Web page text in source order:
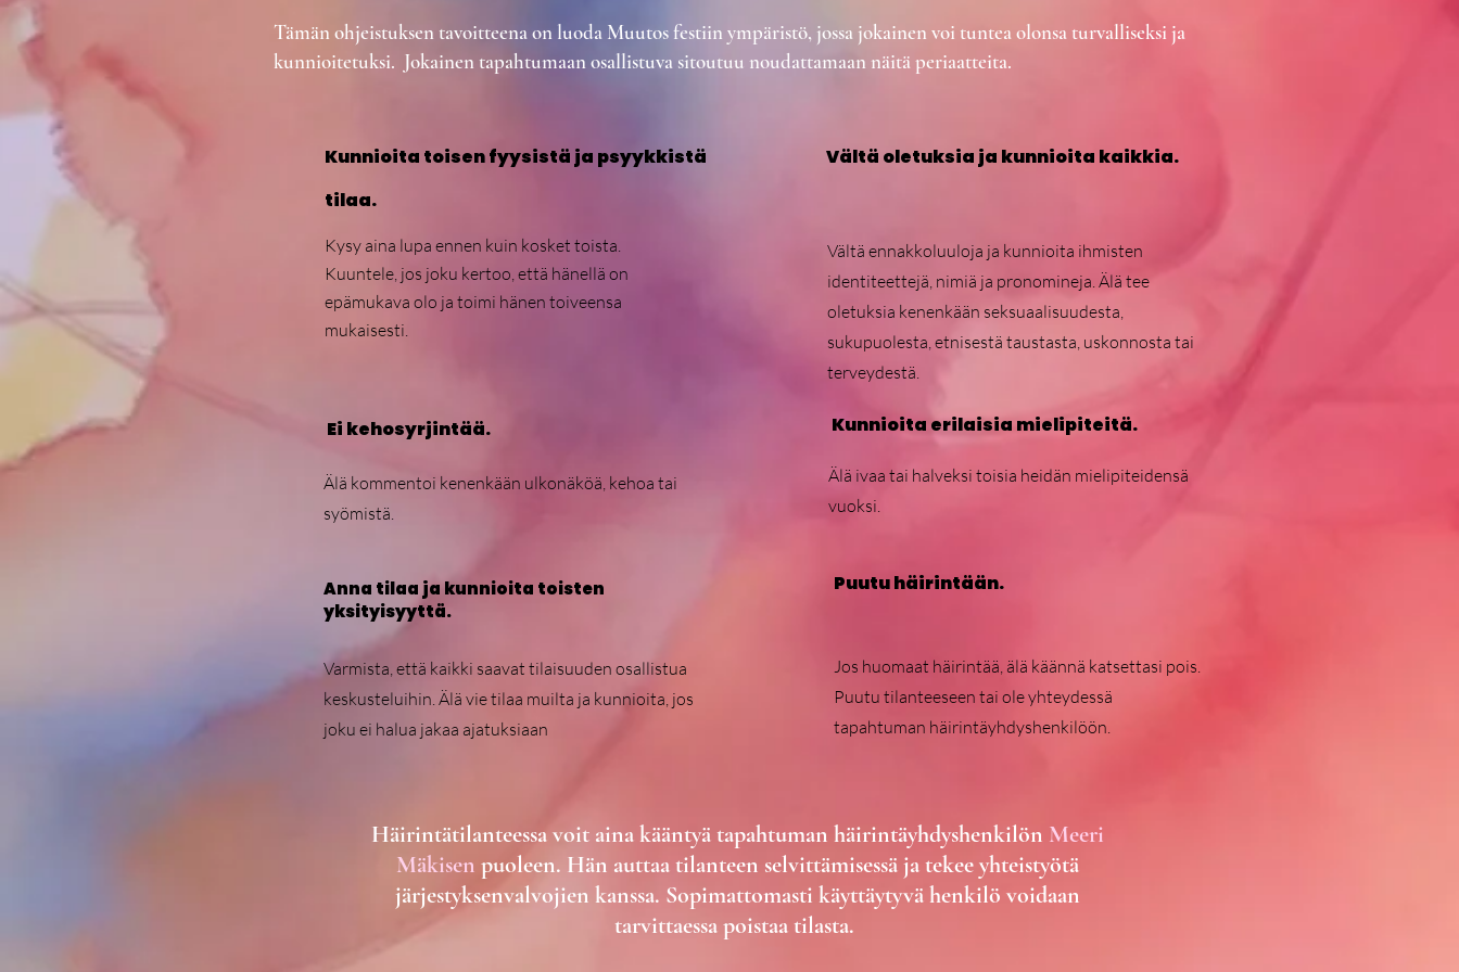
Tämän ohjeistuksen tavoitteena on luoda Muutos festiin ympäristö, jossa jokainen voi tuntea olonsa turvalliseksi ja
kunnioitetuksi. Jokainen tapahtumaan osallistuva sitoutuu noudattamaan näitä periaatteita.
Kunnioita toisen fyysistä ja psyykkistä
tilaa.
Vältä oletuksia ja kunnioita kaikkia.
Kysy aina lupa ennen kuin kosket toista.
Kuuntele, jos joku kertoo, että hänellä on
epämukava olo ja toimi hänen toiveensa
mukaisesti.
Vältä ennakkoluuloja ja kunnioita ihmisten
identiteettejä, nimiä ja pronomineja. Älä tee
oletuksia kenenkään seksuaalisuudesta,
sukupuolesta, etnisestä taustasta, uskonnosta tai
terveydestä.
Ei kehosyrjintää. Kunnioita erilaisia mielipiteitä.
Älä kommentoi kenenkään ulkonäköä, kehoa tai
syömistä.
Anna tilaa ja kunnioita toisten
yksityisyyttä.
Varmista, että kaikki saavat tilaisuuden osallistua
keskusteluihin. Älä vie tilaa muilta ja kunnioita, jos
joku ei halua jakaa ajatuksiaan
Älä ivaa tai halveksi toisia heidän mielipiteidensä
vuoksi.
Puutu häirintään.
Jos huomaat häirintää, älä käännä katsettasi pois.
Puutu tilanteeseen tai ole yhteydessä
tapahtuman häirintäyhdyshenkilöön.
Häirintätilanteessa voit aina kääntyä tapahtuman häirintäyhdyshenkilön Meeri
Mäkisen puoleen. Hän auttaa tilanteen selvittämisessä ja tekee yhteistyötä
järjestyksenvalvojien kanssa. Sopimattomasti käyttäytyvä henkilö voidaan
tarvittaessa poistaa tilasta.